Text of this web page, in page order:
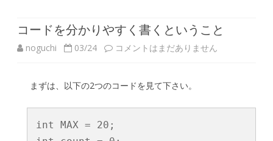
コードを分かりやすく書くということ
noguchi 03/24
コ
ド
を
コメントはまだありません
まずは、以下の2つのコードを見て下さい。
int MAX = 20;